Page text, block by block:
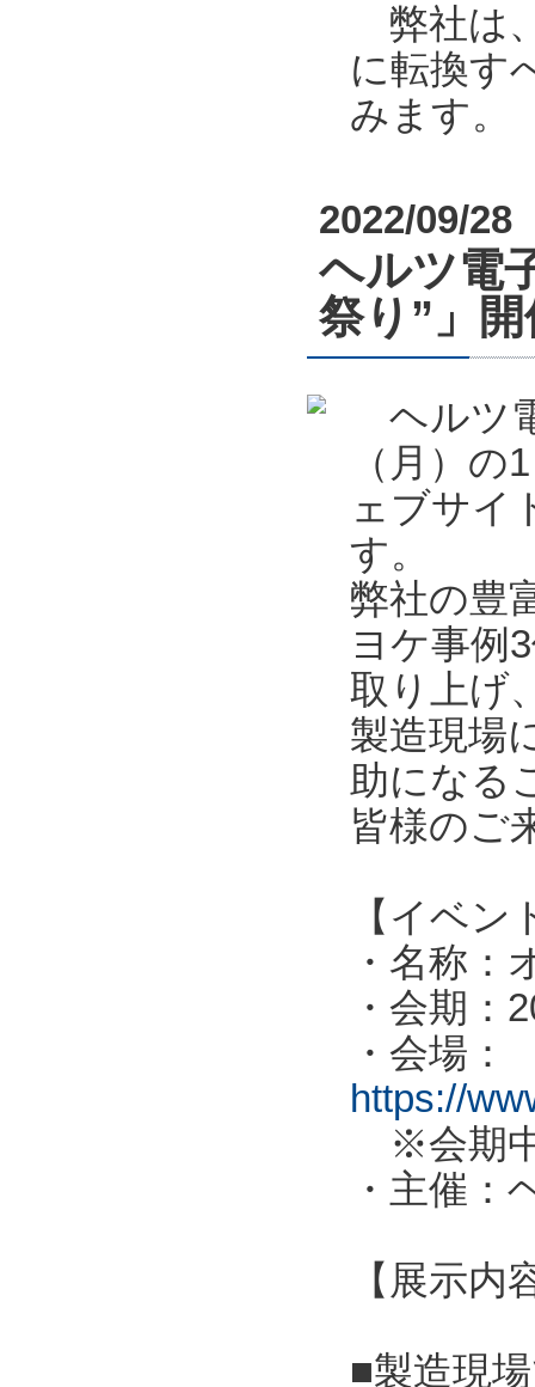
弊社は
に転換す
みます。
2022/09/28
ヘルツ電
祭り”」
ヘルツ
（月）
ェブサイ
す。
弊社の豊
ヨケ事例
取り上げ
製造現場
助になる
皆様のご
【イベン
・名称
・会期：
・会場：
https://
※会期中
・主催：
【展示内
■製造現